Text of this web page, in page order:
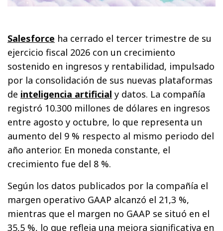
Salesforce ha cerrado el tercer trimestre de su
ejercicio fiscal 2026 con un crecimiento
sostenido en ingresos y rentabilidad, impulsado
por la consolidación de sus nuevas plataformas
de inteligencia artificial y datos. La compañía
registró 10.300 millones de dólares en ingresos
entre agosto y octubre, lo que representa un
aumento del 9 % respecto al mismo periodo del
año anterior. En moneda constante, el
crecimiento fue del 8 %.
Según los datos publicados por la compañía el
margen operativo GAAP alcanzó el 21,3 %,
mientras que el margen no GAAP se situó en el
35,5 %, lo que refleja una mejora significativa en